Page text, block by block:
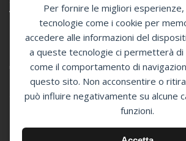
Per fornire le migliori
tecnologie come i cookie per
accedere alle informazioni del
a queste tecnologie ci permetterà
come il comportamento di
questo sito. Non acconsentire o
può influire negativamente su alcune
funzioni.
Via Perugino 44 , 20093 Cologno Monzese (MI)
Apri in Google Maps
GET SOCIAL
© 2024 Sunnext